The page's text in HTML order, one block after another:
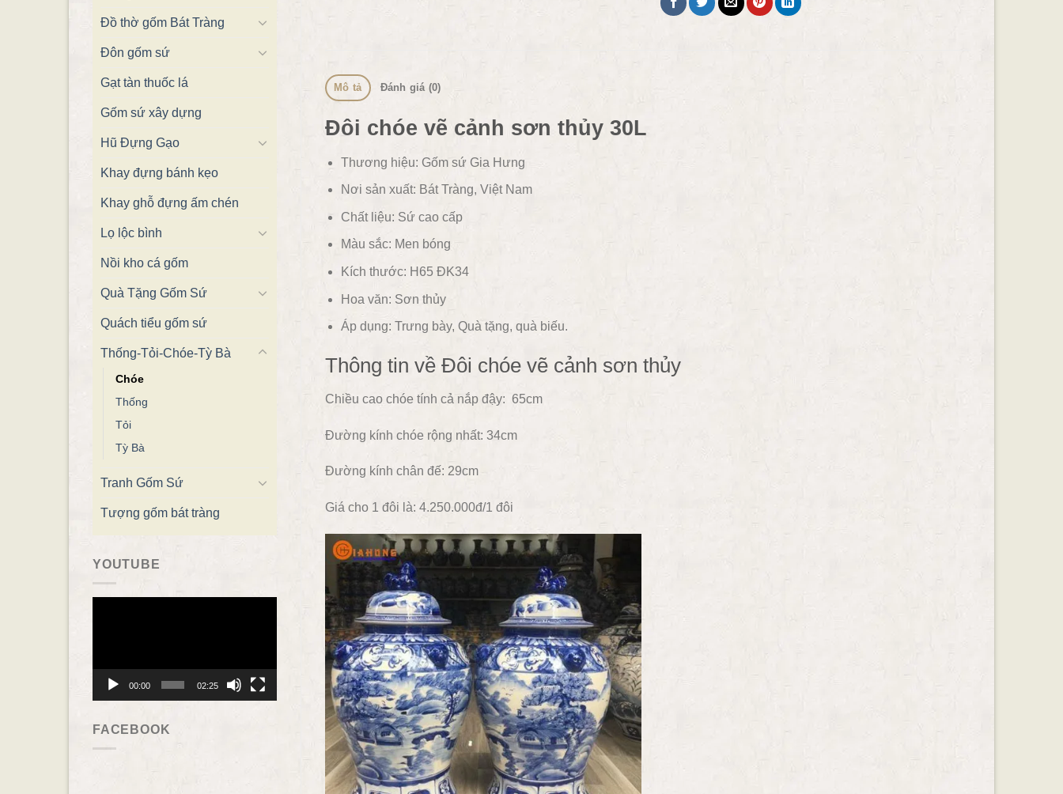
Đồ thờ gốm Bát Tràng
Đôn gốm sứ
Gạt tàn thuốc lá
Gốm sứ xây dựng
Hũ Đựng Gạo
Khay đựng bánh kẹo
Khay ghỗ đựng ấm chén
Lọ lộc bình
Nồi kho cá gốm
Quà Tặng Gốm Sứ
Quách tiểu gốm sứ
Thống-Tỏi-Chóe-Tỳ Bà
Chóe
Thống
Tỏi
Tỳ Bà
Tranh Gốm Sứ
Tượng gốm bát tràng
YOUTUBE
00:00 02:25
FACEBOOK
Mô tả Đánh giá (0)
Đôi chóe vẽ cảnh sơn thủy 30L
Thương hiệu: Gốm sứ Gia Hưng
Nơi sản xuất: Bát Tràng, Việt Nam
Chất liệu: Sứ cao cấp
Màu sắc: Men bóng
Kích thước: H65 ĐK34
Hoa văn: Sơn thủy
Áp dụng: Trưng bày, Quà tặng, quà biếu.
Thông tin về Đôi chóe vẽ cảnh sơn thủy
Chiều cao chóe tính cả nắp đậy: 65cm
Đường kính chóe rộng nhất: 34cm
Đường kính chân đế: 29cm
Giá cho 1 đôi là: 4.250.000đ/1 đôi